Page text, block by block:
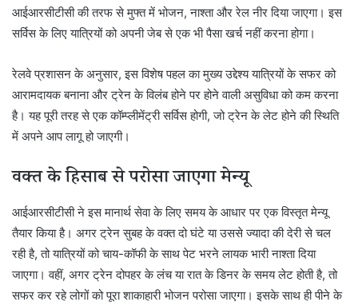
आईआरसीटीसी की तरफ से मुफ्त में भोजन, नाश्ता और रेल नीर दिया जाएगा। इस
सर्विस के लिए यात्रियों को अपनी जेब से एक भी पैसा खर्च नहीं करना होगा।
रेलवे प्रशासन के अनुसार, इस विशेष पहल का मुख्य उद्देश्य यात्रियों के सफर को
आरामदायक बनाना और ट्रेन के विलंब होने पर होने वाली असुविधा को कम करना
है। यह पूरी तरह से एक कॉम्प्लीमेंट्री सर्विस होगी, जो ट्रेन के लेट होने की स्थिति
में अपने आप लागू हो जाएगी।
वक्त के हिसाब से परोसा जाएगा मेन्यू
आईआरसीटीसी ने इस मानार्थ सेवा के लिए समय के आधार पर एक विस्तृत मेन्यू
तैयार किया है। अगर ट्रेन सुबह के वक्त दो घंटे या उससे ज्यादा की देरी से चल
रही है, तो यात्रियों को चाय-कॉफी के साथ पेट भरने लायक भारी नाश्ता दिया
जाएगा। वहीं, अगर ट्रेन दोपहर के लंच या रात के डिनर के समय लेट होती है, तो
सफर कर रहे लोगों को पूरा शाकाहारी भोजन परोसा जाएगा। इसके साथ ही पीने के